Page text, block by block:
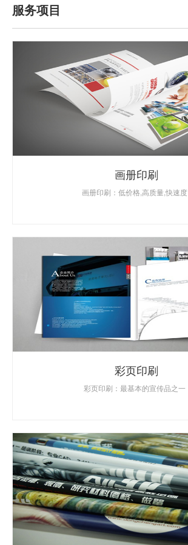
服务项目
画册印刷
画册印刷：低价格,高质量,快速度
彩页印刷
彩页印刷：最基本的宣传品之一